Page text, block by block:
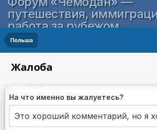
путешествия,
работа за рубежом
Польша
Жалоба
На что именно вы жалуетесь?